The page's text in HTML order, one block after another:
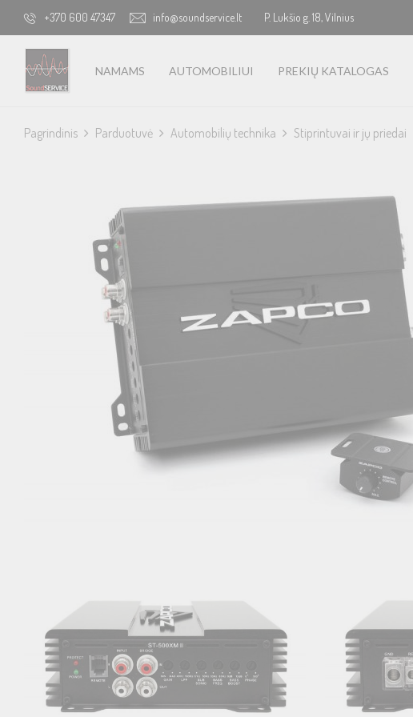
+370 600 47347 info@soundservice.lt P. Lukšio g. 18, Vilnius
NAMAMS AUTOMOBILIUI PREKIŲ KATALOGAS
Pagrindinis Parduotuvė Automobilių technika Stiprintuvai ir jų priedai